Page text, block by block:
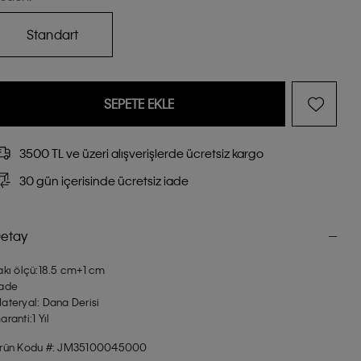
Standart
SEPETE EKLE
3500 TL ve üzeri alışverişlerde ücretsiz kargo
30 gün içerisinde ücretsiz iade
ölçü:18.5 cm+1 cm
Dana Derisi
Yıl
Kodu #: JM35100045000